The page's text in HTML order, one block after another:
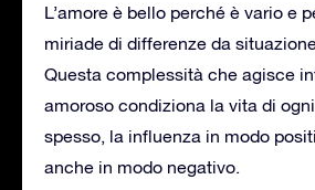
L’amore è bello perché è vario e
miriade di differenze da
Questa complessità che agisce
amoroso condiziona la vita di
spesso, la influenza in modo
anche in modo negativo.